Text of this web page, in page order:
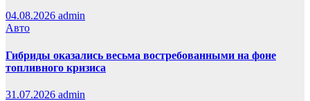
04.08.2026 admin
Авто
Гибриды оказались весьма востребованными на фоне
топливного кризиса
31.07.2026 admin